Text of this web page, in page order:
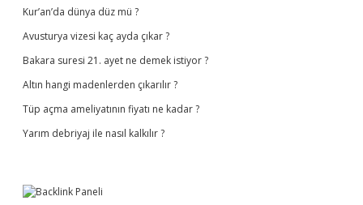
Kur’an’da dünya düz mü ?
Avusturya vizesi kaç ayda çıkar ?
Bakara suresi 21. ayet ne demek istiyor ?
Altın hangi madenlerden çıkarılır ?
Tüp açma ameliyatının fiyatı ne kadar ?
Yarım debriyaj ile nasıl kalkılır ?